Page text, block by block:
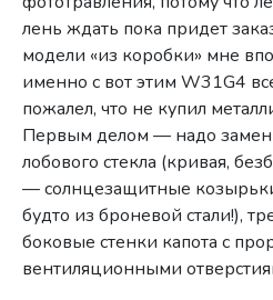
лень ждать пока придет
модели «из коробки» мне
именно с вот этим W31G4
пожалел, что не купил
Первым делом — надо
лобового стекла (кривая,
— солнцезащитные
будто из броневой стали!),
боковые стенки капота с
вентиляционными